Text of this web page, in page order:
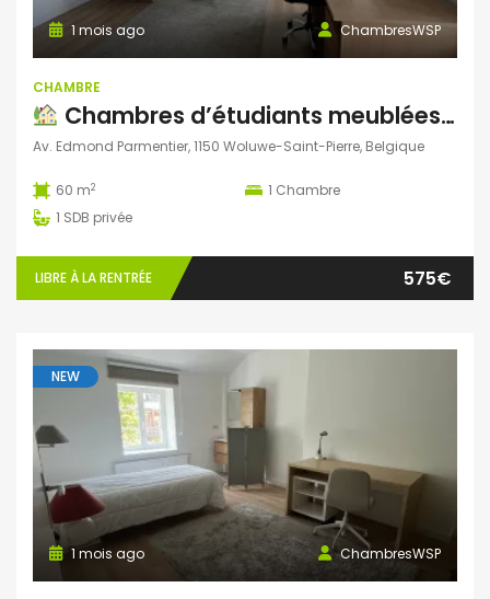
ChambresWSP
1 mois ago
CHAMBRE
Chambres d’étudiants meublées à louer – Woluwe-Saint-Pierre
Av. Edmond Parmentier, 1150 Woluwe-Saint-Pierre, Belgique
60 m2 1 Chambre
1 SDB privée
LIBRE À LA RENTRÉE 575€
NEW
ChambresWSP
1 mois ago